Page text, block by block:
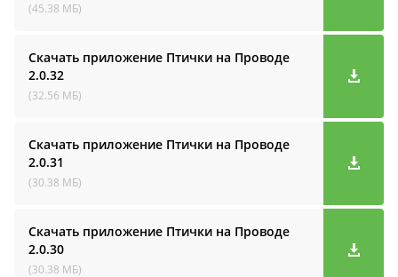
(45.38 МБ)
Скачать приложение Птички на Проводе
2.0.32
(32.56 МБ)
Скачать приложение Птички на Проводе
2.0.31
(30.38 МБ)
Скачать приложение Птички на Проводе
2.0.30
(30.38 МБ)